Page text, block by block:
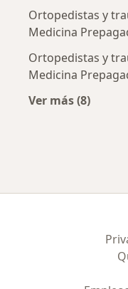
Ortopedistas y
Medicina
Ortopedistas y
Medicina
Ver más (8)